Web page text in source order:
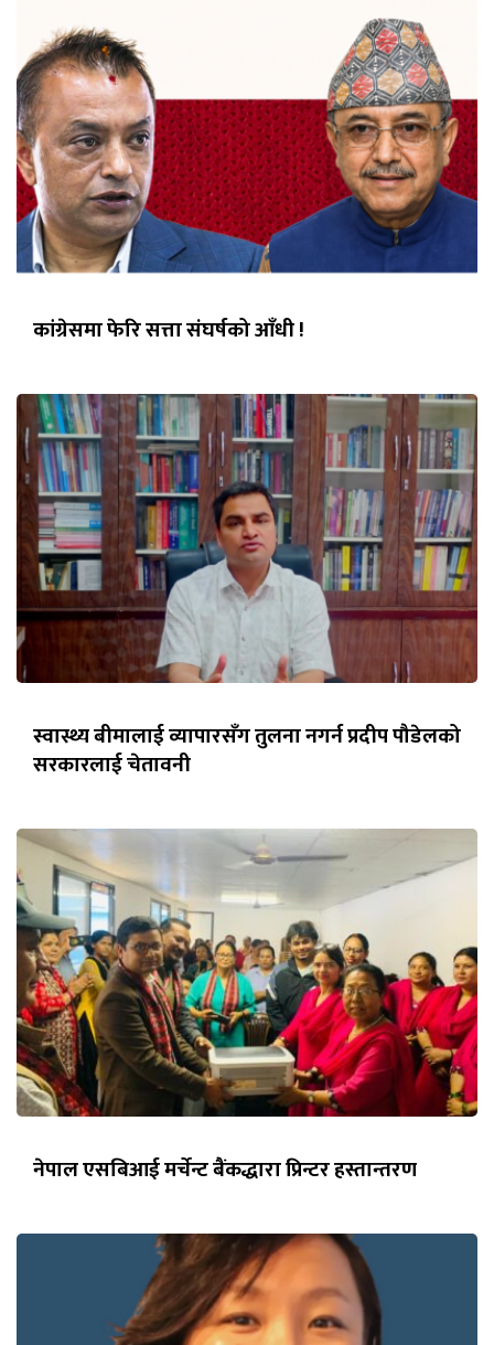
कांग्रेसमा फेरि सत्ता संघर्षको आँधी !
स्वास्थ्य बीमालाई व्यापारसँग तुलना नगर्न प्रदीप पौडेलको
सरकारलाई चेतावनी
नेपाल एसबिआई मर्चेन्ट बैंकद्धारा प्रिन्टर हस्तान्तरण